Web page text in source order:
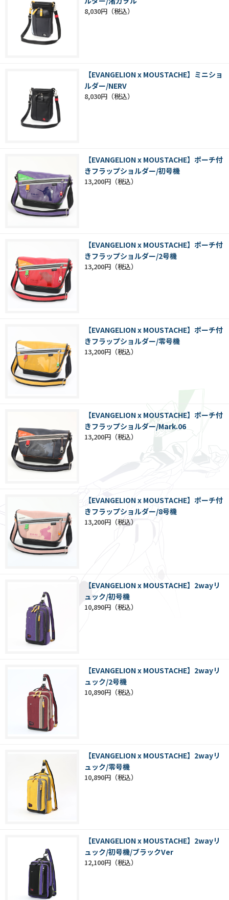
8,030円
【EVANGELION x MOUSTACHE】ミニショ
ルダー/NERV
8,030円
【EVANGELION x MOUSTACHE】ポーチ付
きフラップショルダー/初号機
13,200円
【EVANGELION x MOUSTACHE】ポーチ付
きフラップショルダー/2号機
13,200円
【EVANGELION x MOUSTACHE】ポーチ付
きフラップショルダー/零号機
13,200円
【EVANGELION x MOUSTACHE】ポーチ付
きフラップショルダー/Mark.06
13,200円
【EVANGELION x MOUSTACHE】ポーチ付
きフラップショルダー/8号機
13,200円
【EVANGELION x MOUSTACHE】2wayリ
ュック/初号機
10,890円
【EVANGELION x MOUSTACHE】2wayリ
ュック/2号機
10,890円
【EVANGELION x MOUSTACHE】2wayリ
ュック/零号機
10,890円
【EVANGELION x MOUSTACHE】2wayリ
ュック/初号機/ブラックVer
12,100円